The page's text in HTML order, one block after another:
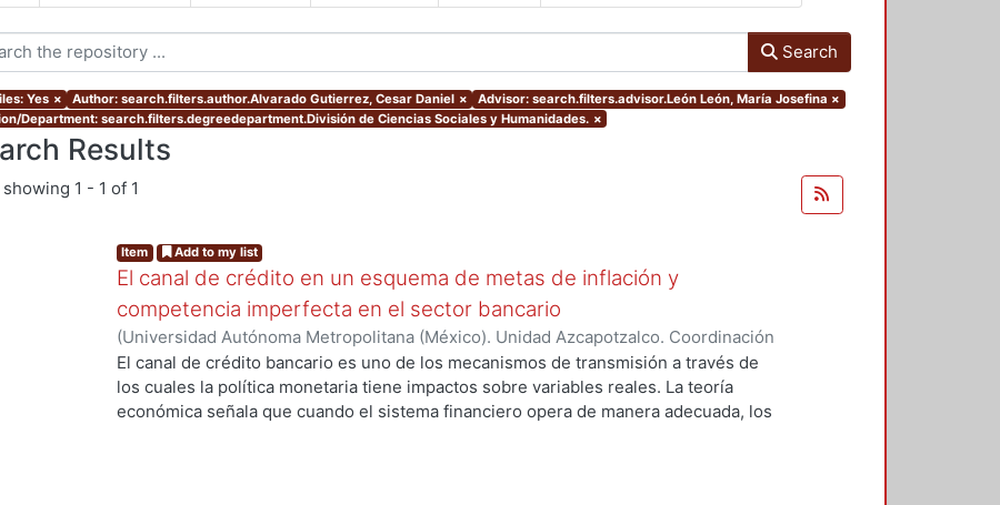
Search
Yes × Author: search.filters.author.Alvarado Gutierrez, Cesar Daniel × Advisor: search.filters.advisor.León León, María Josefina ×
Department: search.filters.degreedepartment.División de Ciencias Sociales y Humanidades. ×
Results
showing 1 - 1 of 1
Item Add to my list
El canal de crédito en un esquema de metas de inflación y
competencia imperfecta en el sector bancario
(Universidad Autónoma Metropolitana (México). Unidad Azcapotzalco. Coordinación
de Servicios de Información.,2017)Alvarado Gutierrez, Cesar Daniel
El canal de crédito bancario es uno de los mecanismos de transmisión a través de
los cuales la política monetaria tiene impactos sobre variables reales. La teoría
económica señala que cuando el sistema financiero opera de manera adecuada, los